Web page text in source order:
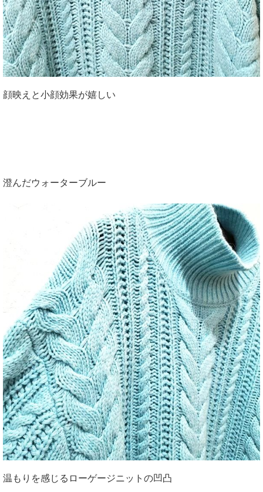
顔映えと小顔効果が嬉しい
澄んだウォーターブルー
温もりを感じるローゲージニットの凹凸